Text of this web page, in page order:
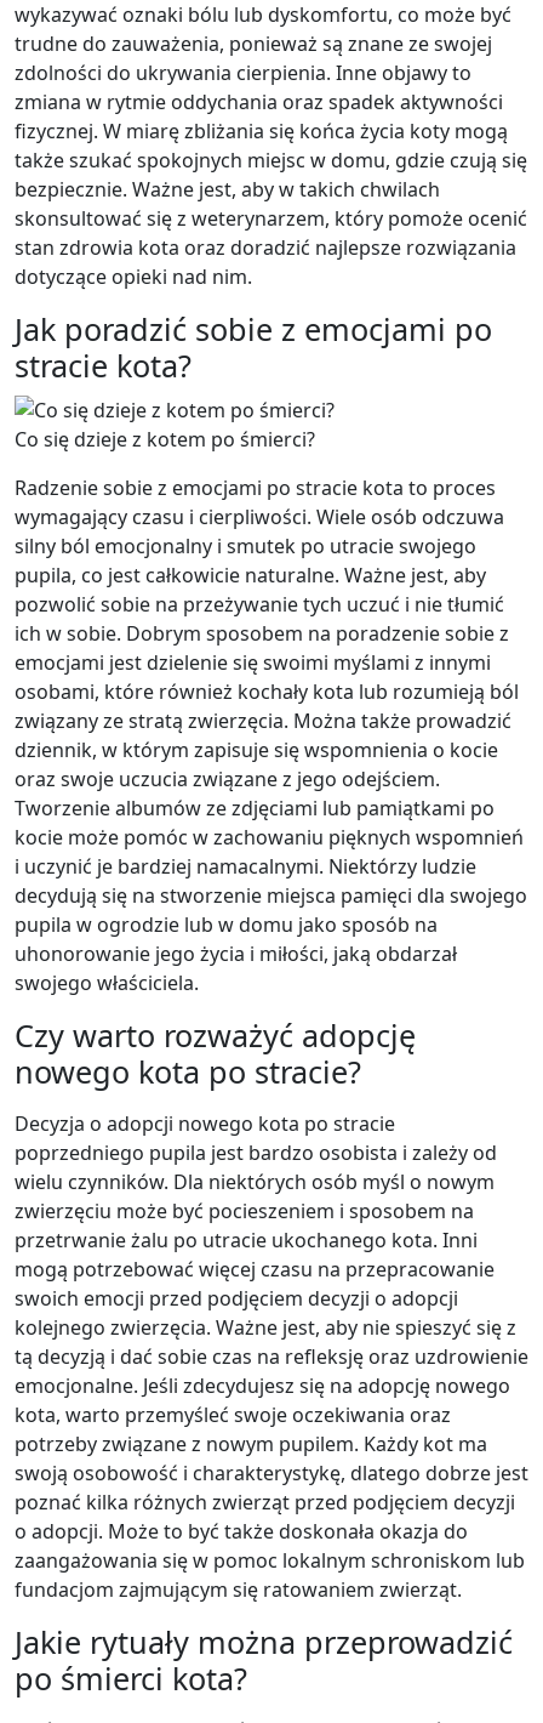
wykazywać oznaki bólu lub dyskomfortu, co może być
trudne do zauważenia, ponieważ są znane ze swojej
zdolności do ukrywania cierpienia. Inne objawy to
zmiana w rytmie oddychania oraz spadek aktywności
fizycznej. W miarę zbliżania się końca życia koty mogą
także szukać spokojnych miejsc w domu, gdzie czują się
bezpiecznie. Ważne jest, aby w takich chwilach
skonsultować się z weterynarzem, który pomoże ocenić
stan zdrowia kota oraz doradzić najlepsze rozwiązania
dotyczące opieki nad nim.
Jak poradzić sobie z emocjami po
stracie kota?
Co się dzieje z kotem po śmierci?
Radzenie sobie z emocjami po stracie kota to proces
wymagający czasu i cierpliwości. Wiele osób odczuwa
silny ból emocjonalny i smutek po utracie swojego
pupila, co jest całkowicie naturalne. Ważne jest, aby
pozwolić sobie na przeżywanie tych uczuć i nie tłumić
ich w sobie. Dobrym sposobem na poradzenie sobie z
emocjami jest dzielenie się swoimi myślami z innymi
osobami, które również kochały kota lub rozumieją ból
związany ze stratą zwierzęcia. Można także prowadzić
dziennik, w którym zapisuje się wspomnienia o kocie
oraz swoje uczucia związane z jego odejściem.
Tworzenie albumów ze zdjęciami lub pamiątkami po
kocie może pomóc w zachowaniu pięknych wspomnień
i uczynić je bardziej namacalnymi. Niektórzy ludzie
decydują się na stworzenie miejsca pamięci dla swojego
pupila w ogrodzie lub w domu jako sposób na
uhonorowanie jego życia i miłości, jaką obdarzał
swojego właściciela.
Czy warto rozważyć adopcję
nowego kota po stracie?
Decyzja o adopcji nowego kota po stracie
poprzedniego pupila jest bardzo osobista i zależy od
wielu czynników. Dla niektórych osób myśl o nowym
zwierzęciu może być pocieszeniem i sposobem na
przetrwanie żalu po utracie ukochanego kota. Inni
mogą potrzebować więcej czasu na przepracowanie
swoich emocji przed podjęciem decyzji o adopcji
kolejnego zwierzęcia. Ważne jest, aby nie spieszyć się z
tą decyzją i dać sobie czas na refleksję oraz uzdrowienie
emocjonalne. Jeśli zdecydujesz się na adopcję nowego
kota, warto przemyśleć swoje oczekiwania oraz
potrzeby związane z nowym pupilem. Każdy kot ma
swoją osobowość i charakterystykę, dlatego dobrze jest
poznać kilka różnych zwierząt przed podjęciem decyzji
o adopcji. Może to być także doskonała okazja do
zaangażowania się w pomoc lokalnym schroniskom lub
fundacjom zajmującym się ratowaniem zwierząt.
Jakie rytuały można przeprowadzić
po śmierci kota?